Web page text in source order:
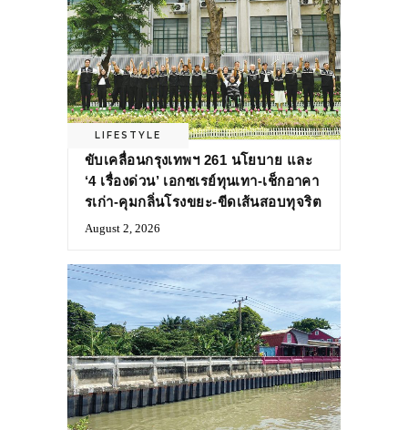
LIFESTYLE
ขับเคลื่อนกรุงเทพฯ 261 นโยบาย และ
‘4 เรื่องด่วน’ เอกซเรย์ทุนเทา-เช็กอาคา
รเก่า-คุมกลิ่นโรงขยะ-ขีดเส้นสอบทุจริต
August 2, 2026